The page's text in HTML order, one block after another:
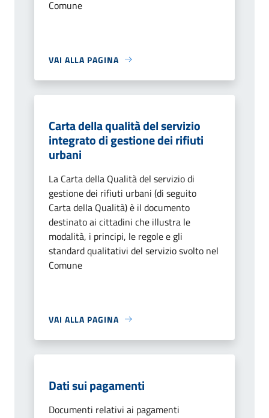
Comune
VAI ALLA PAGINA
Carta della qualità del servizio
integrato di gestione dei rifiuti
urbani
La Carta della Qualità del servizio di
gestione dei rifiuti urbani (di seguito
Carta della Qualità) è il documento
destinato ai cittadini che illustra le
modalità, i principi, le regole e gli
standard qualitativi del servizio svolto nel
Comune
VAI ALLA PAGINA
Dati sui pagamenti
Documenti relativi ai pagamenti